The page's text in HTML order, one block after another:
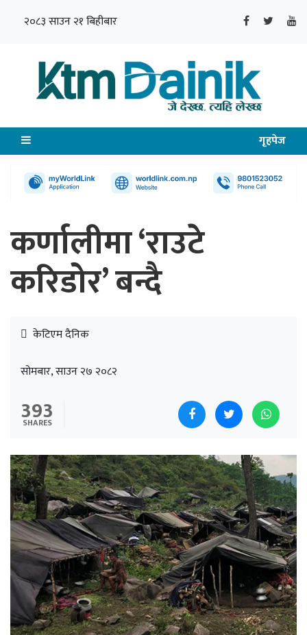
२०८३ साउन २१ बिहीबार
गृहपेज
कर्णालीमा ‘राउटे
करिडोर’ बन्दै
केटिएम दैनिक
सोमबार, साउन २७ २०८२
393
SHARES